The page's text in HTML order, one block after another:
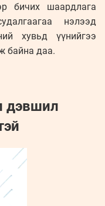
бичих шаардлага
нэлээд
хувьд үүнийгээ
байна даа.
дэвшил